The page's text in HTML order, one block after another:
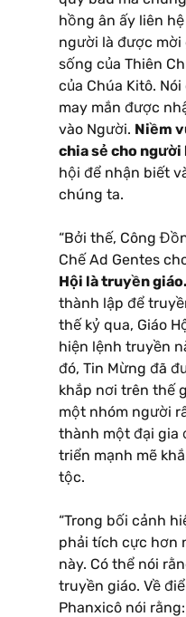
hồng ân ấy liên
người là được
sống của Thiên
của Chúa Kitô.
may mắn được
vào Người. Niềm
chia sẻ cho người
hội để nhận biết
chúng ta.
“Bởi thế, Công
Chế Ad Gentes
Hội là truyền
thành lập để
thế kỷ qua, Giáo
hiện lệnh truyền
đó, Tin Mừng đã
khắp nơi trên thế
một nhóm người
thành một đại gia
triển mạnh mẽ
tộc.
“Trong bối cảnh
phải tích cực hơn
này. Có thể nói
truyền giáo. Về
Phanxicô nói rằng: